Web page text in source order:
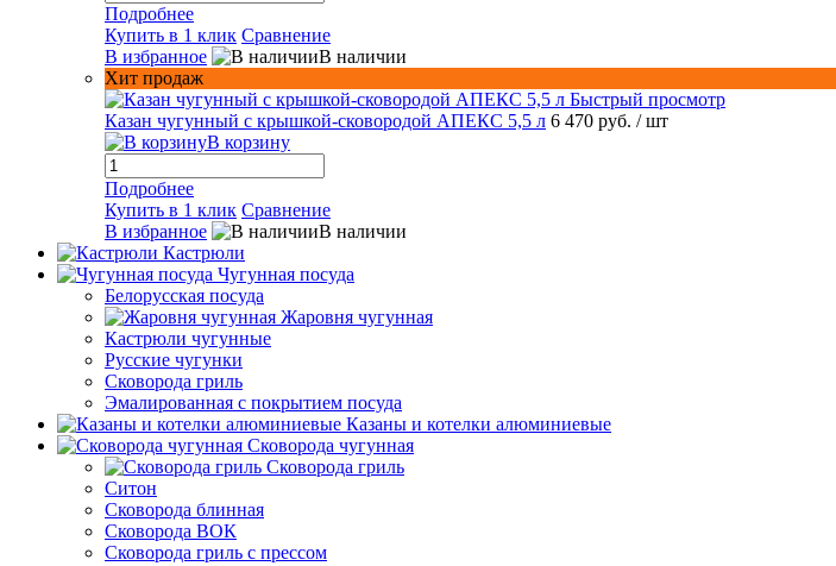
Подробнее
Купить в 1 клик Сравнение
В избранное
В наличии
Хит продаж
Быстрый просмотр
Казан чугунный с крышкой-сковородой АПЕКС 5,5 л 6 470 руб. / шт
В корзину
Подробнее
Купить в 1 клик Сравнение
В избранное
В наличии
Кастрюли
Чугунная посуда
Белорусская посуда
Жаровня чугунная
Кастрюли чугунные
Русские чугунки
Сковорода гриль
Эмалированная с покрытием посуда
Казаны и котелки алюминиевые
Сковорода чугунная
Сковорода гриль
Ситон
Сковорода блинная
Сковорода ВОК
Сковорода гриль с прессом